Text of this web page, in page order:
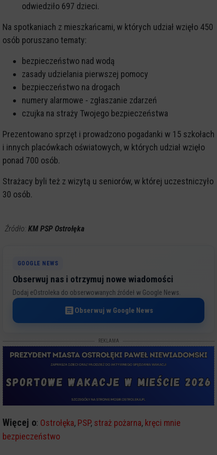
odwiedziło 697 dzieci.
Na spotkaniach z mieszkańcami, w których udział wzięło 450
osób poruszano tematy:
bezpieczeństwo nad wodą
zasady udzielania pierwszej pomocy
bezpieczeństwo na drogach
numery alarmowe - zgłaszanie zdarzeń
czujka na straży Twojego bezpieczeństwa
Prezentowano sprzęt i prowadzono pogadanki w 15 szkołach
i innych placówkach oświatowych, w których udział wzięło
ponad 700 osób.
Strażacy byli też z wizytą u seniorów, w której uczestniczyło
30 osób.
Źródło: KM PSP Ostrołęka
GOOGLE NEWS
Obserwuj nas i otrzymuj nowe wiadomości
Dodaj eOstroleka do obserwowanych źródeł w Google News.
Obserwuj w Google News
REKLAMA
Więcej o: Ostrołęka, PSP, straż pożarna, kręci mnie
bezpieczeństwo